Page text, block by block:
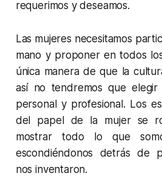
requerimos y deseamos.
Las mujeres necesitamos
mano y proponer en todos
única manera de que la
así no tendremos que
personal y profesional. Los
del papel de la mujer se
mostrar todo lo que
escondiéndonos detrás de
nos inventaron.